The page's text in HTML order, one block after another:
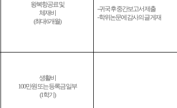
왕복항공료 및
체재비
(최대 6개월)
- 귀국 후 중간보고서 제출
- 학위논문에 감사의 글 게재
생활비
100만원 또는 등록금 일부
(1학기)